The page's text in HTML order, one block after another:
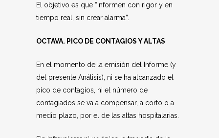
El objetivo es que “informen con rigor y en
tiempo real, sin crear alarma”.
OCTAVA. PICO DE CONTAGIOS Y ALTAS
En el momento de la emisión del Informe (y
del presente Análisis), ni se ha alcanzado el
pico de contagios, ni el número de
contagiados se va a compensar, a corto o a
medio plazo, por el de las altas hospitalarias.